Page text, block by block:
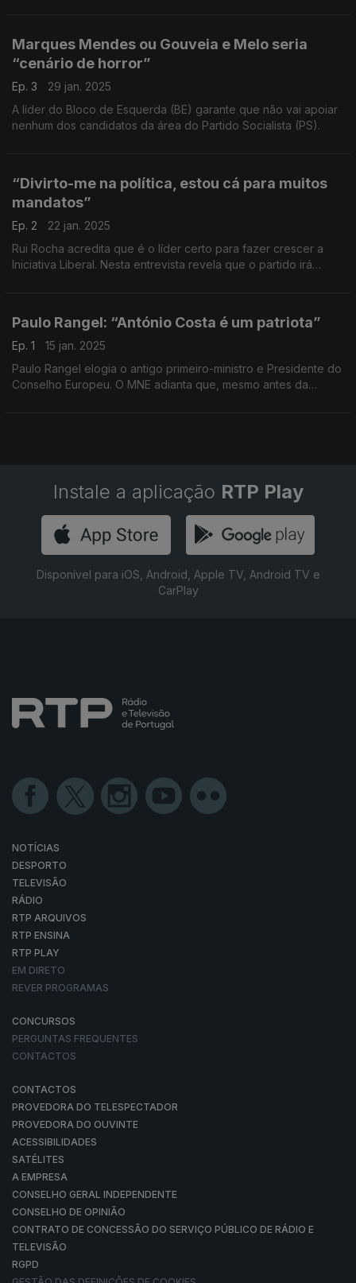
Marques Mendes ou Gouveia e Melo seria
“cenário de horror”
Ep. 3
29 jan. 2025
A líder do Bloco de Esquerda (BE) garante que não vai apoiar
nenhum dos candidatos da área do Partido Socialista (PS).
“Divirto-me na política, estou cá para muitos
mandatos”
Ep. 2
22 jan. 2025
Rui Rocha acredita que é o líder certo para fazer crescer a
Iniciativa Liberal. Nesta entrevista revela que o partido irá
Paulo Rangel: “António Costa é um patriota”
Ep. 1
15 jan. 2025
Paulo Rangel elogia o antigo primeiro-ministro e Presidente do
Conselho Europeu. O MNE adianta que, mesmo antes da
Instale a aplicação RTP Play
Disponível para iOS, Android, Apple TV, Android TV e
CarPlay
NOTÍCIAS
DESPORTO
TELEVISÃO
RÁDIO
RTP ARQUIVOS
RTP ENSINA
RTP PLAY
EM DIRETO
REVER PROGRAMAS
CONCURSOS
PERGUNTAS FREQUENTES
CONTACTOS
CONTACTOS
PROVEDORA DO TELESPECTADOR
PROVEDORA DO OUVINTE
ACESSIBILIDADES
SATÉLITES
A EMPRESA
CONSELHO GERAL INDEPENDENTE
CONSELHO DE OPINIÃO
CONTRATO DE CONCESSÃO DO SERVIÇO PÚBLICO DE RÁDIO E
TELEVISÃO
RGPD